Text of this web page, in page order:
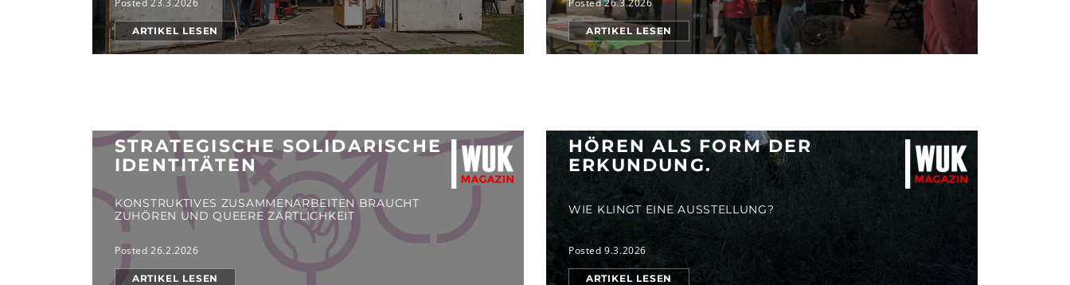
ARTIKEL LESEN
Posted 23.3.2026
ARTIKEL LESEN
STRATEGISCHE SOLIDARISCHE
IDENTITÄTEN
KONSTRUKTIVES ZUSAMMENARBEITEN BRAUCHT
ZUHÖREN UND QUEERE ZÄRTLICHKEIT
Posted 26.2.2026
ARTIKEL LESEN
Posted 26.3.2026
ARTIKEL LESEN
HÖREN ALS FORM DER
ERKUNDUNG.
WIE KLINGT EINE AUSSTELLUNG?
Posted 9.3.2026